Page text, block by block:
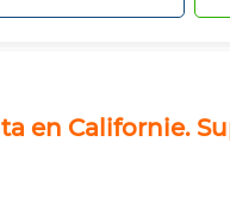
en Californie.